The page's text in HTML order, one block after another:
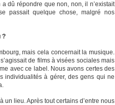
dû répondre que non, non, il n’existait
passait quelque chose, malgré nos
?
mais cela concernait la musique.
de films à visées sociales mais
avec ce label. Nous avons certes des
individualités à gérer, des gens qui ne
un lieu. Après tout certains d’entre nous